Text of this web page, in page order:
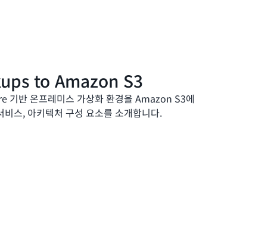
to Amazon S3
기반 온프레미스 가상화 환경을 Amazon S3에
비스, 아키텍처 구성 요소를 소개합니다.